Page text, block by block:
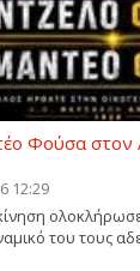
Φούσα
12:29
του τους